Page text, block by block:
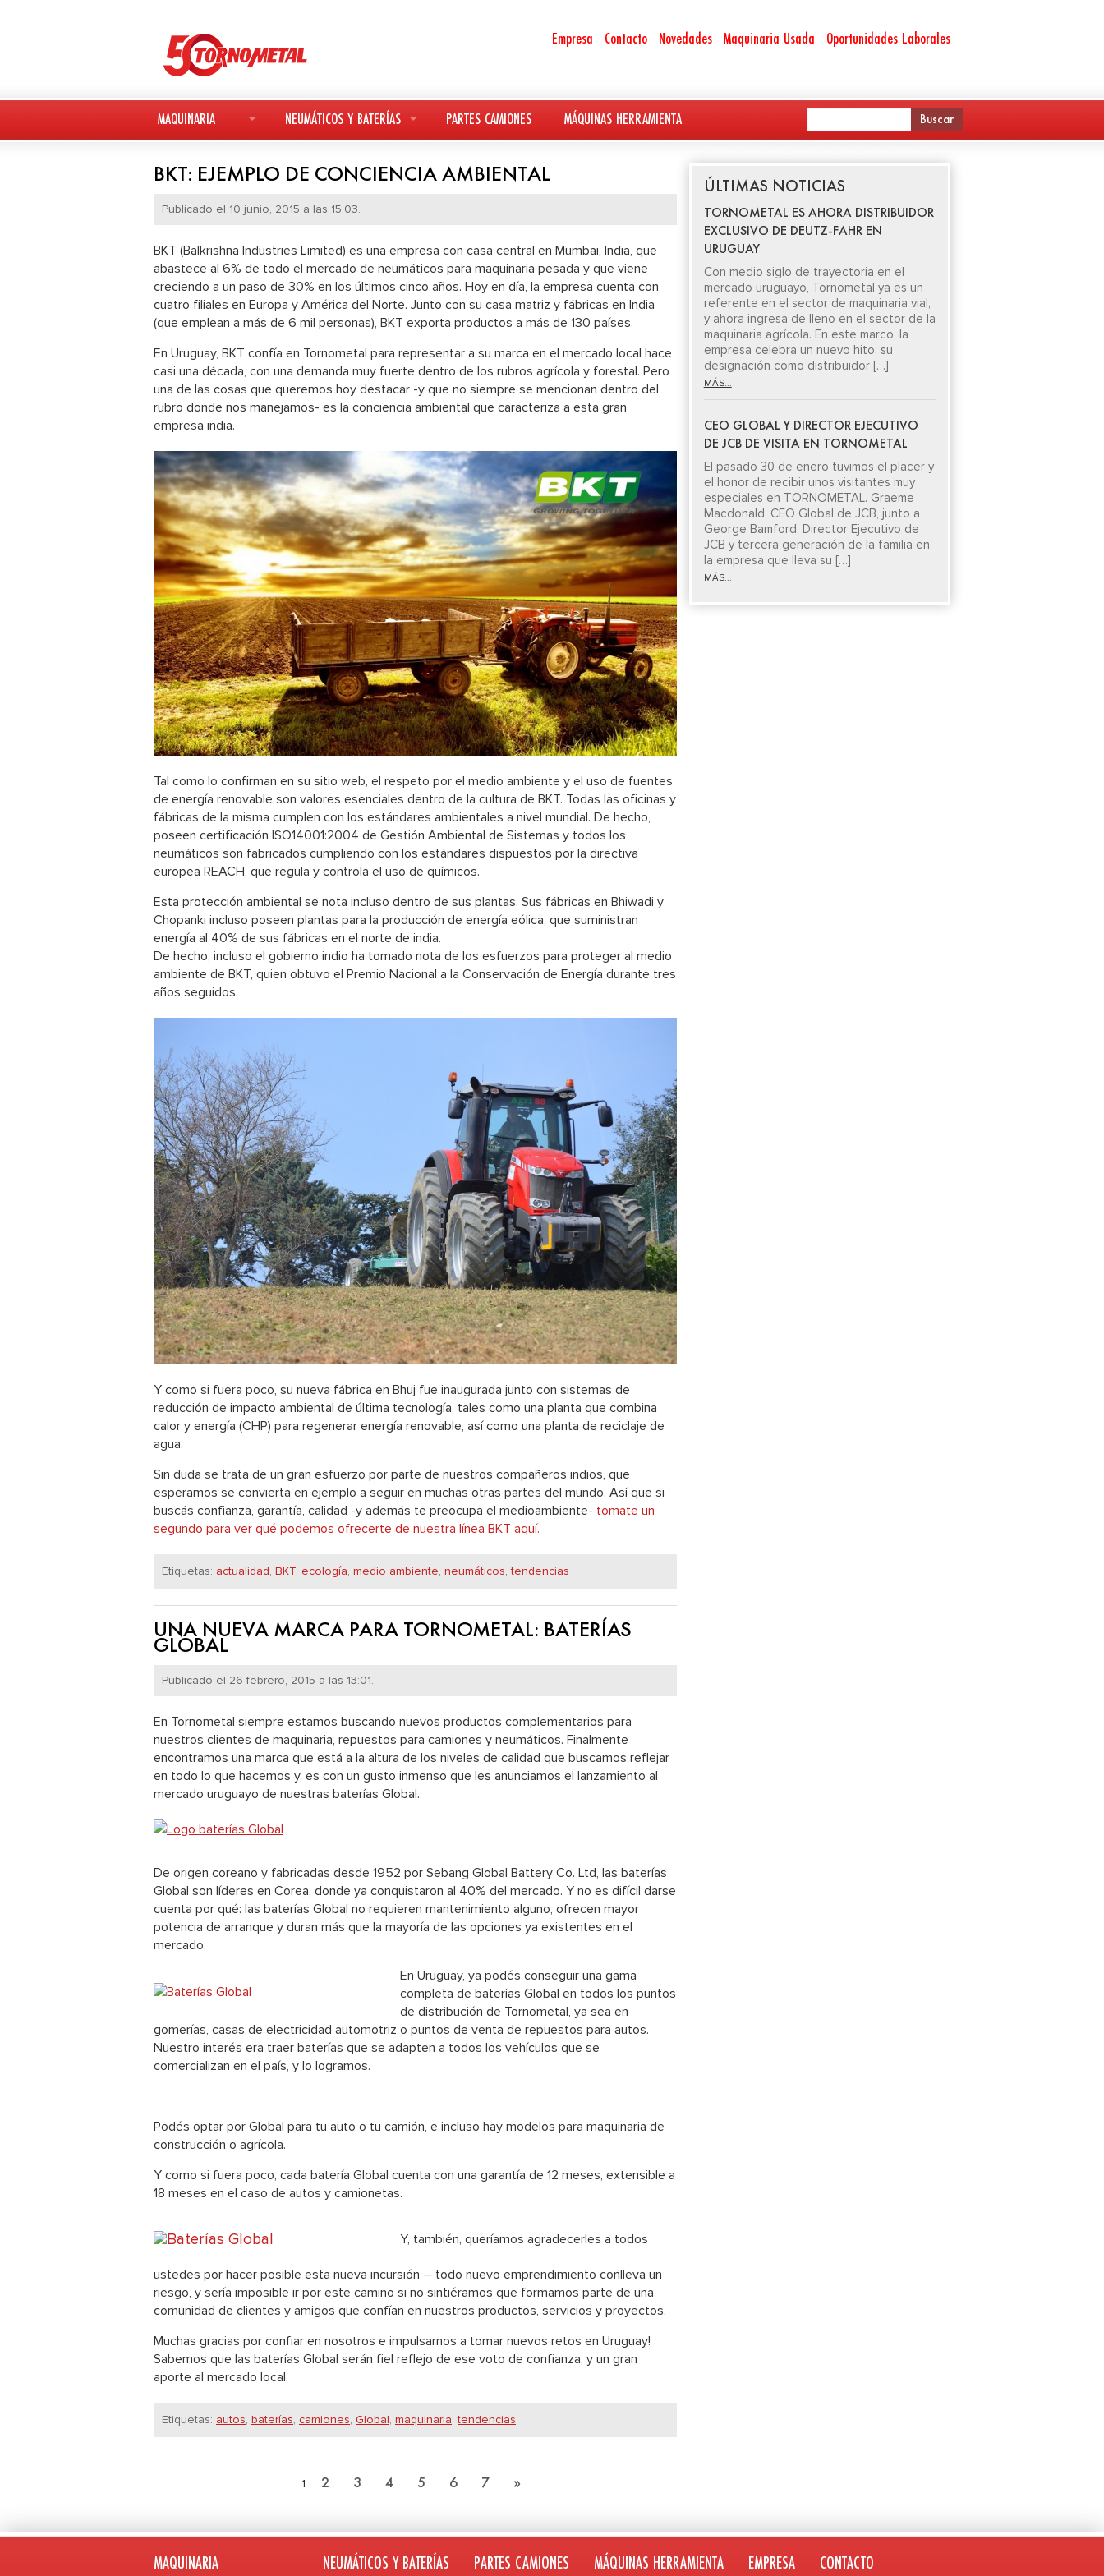
Empresa Contacto Novedades Maquinaria Usada Oportunidades Laborales
MAQUINARIA
AVANT
KESLA
NEUMÁTICOS Y BATERÍAS
PARTES CAMIONES MÁQUINAS HERRAMIENTA
BKT: EJEMPLO DE CONCIENCIA AMBIENTAL
Publicado el 10 junio, 2015 a las 15:03.
BKT (Balkrishna Industries Limited) es una empresa con casa central en Mumbai, India, que
abastece al 6% de todo el mercado de neumáticos para maquinaria pesada y que viene
creciendo a un paso de 30% en los últimos cinco años. Hoy en día, la empresa cuenta con
cuatro filiales en Europa y América del Norte. Junto con su casa matriz y fábricas en India
(que emplean a más de 6 mil personas), BKT exporta productos a más de 130 países.
En Uruguay, BKT confía en Tornometal para representar a su marca en el mercado local hace
casi una década, con una demanda muy fuerte dentro de los rubros agrícola y forestal. Pero
una de las cosas que queremos hoy destacar -y que no siempre se mencionan dentro del
rubro donde nos manejamos- es la conciencia ambiental que caracteriza a esta gran
empresa india.
Tal como lo confirman en su sitio web, el respeto por el medio ambiente y el uso de fuentes
de energía renovable son valores esenciales dentro de la cultura de BKT. Todas las oficinas y
fábricas de la misma cumplen con los estándares ambientales a nivel mundial. De hecho,
poseen certificación ISO14001:2004 de Gestión Ambiental de Sistemas y todos los
neumáticos son fabricados cumpliendo con los estándares dispuestos por la directiva
europea REACH, que regula y controla el uso de químicos.
Esta protección ambiental se nota incluso dentro de sus plantas. Sus fábricas en Bhiwadi y
Chopanki incluso poseen plantas para la producción de energía eólica, que suministran
energía al 40% de sus fábricas en el norte de india.
De hecho, incluso el gobierno indio ha tomado nota de los esfuerzos para proteger al medio
ambiente de BKT, quien obtuvo el Premio Nacional a la Conservación de Energía durante tres
años seguidos.
Y como si fuera poco, su nueva fábrica en Bhuj fue inaugurada junto con sistemas de
reducción de impacto ambiental de última tecnología, tales como una planta que combina
calor y energía (CHP) para regenerar energía renovable, así como una planta de reciclaje de
agua.
Sin duda se trata de un gran esfuerzo por parte de nuestros compañeros indios, que
esperamos se convierta en ejemplo a seguir en muchas otras partes del mundo. Así que si
buscás confianza, garantía, calidad -y además te preocupa el medioambiente- tomate un
segundo para ver qué podemos ofrecerte de nuestra línea BKT aquí.
Etiquetas: actualidad, BKT, ecología, medio ambiente, neumáticos,tendencias
UNA NUEVA MARCA PARA TORNOMETAL: BATERÍAS
GLOBAL
Publicado el 26 febrero, 2015 a las 13:01.
En Tornometal siempre estamos buscando nuevos productos complementarios para
nuestros clientes de maquinaria, repuestos para camiones y neumáticos. Finalmente
encontramos una marca que está a la altura de los niveles de calidad que buscamos reflejar
en todo lo que hacemos y, es con un gusto inmenso que les anunciamos el lanzamiento al
mercado uruguayo de nuestras baterías Global.
De origen coreano y fabricadas desde 1952 por Sebang Global Battery Co. Ltd, las baterías
Global son líderes en Corea, donde ya conquistaron al 40% del mercado. Y no es difícil darse
cuenta por qué: las baterías Global no requieren mantenimiento alguno, ofrecen mayor
potencia de arranque y duran más que la mayoría de las opciones ya existentes en el
mercado.
En Uruguay, ya podés conseguir una gama
completa de baterías Global en todos los puntos
de distribución de Tornometal, ya sea en
gomerías, casas de electricidad automotriz o puntos de venta de repuestos para autos.
Nuestro interés era traer baterías que se adapten a todos los vehículos que se
comercializan en el país, y lo logramos.
Podés optar por Global para tu auto o tu camión, e incluso hay modelos para maquinaria de
construcción o agrícola.
Y como si fuera poco, cada batería Global cuenta con una garantía de 12 meses, extensible a
18 meses en el caso de autos y camionetas.
Y, también, queríamos agradecerles a todos
ustedes por hacer posible esta nueva incursión – todo nuevo emprendimiento conlleva un
riesgo, y sería imposible ir por este camino si no sintiéramos que formamos parte de una
comunidad de clientes y amigos que confían en nuestros productos, servicios y proyectos.
Muchas gracias por confiar en nosotros e impulsarnos a tomar nuevos retos en Uruguay!
Sabemos que las baterías Global serán fiel reflejo de ese voto de confianza, y un gran
aporte al mercado local.
Etiquetas: autos, baterías, camiones, Global, maquinaria,tendencias
1 2 3 4 5 6 7 »
ÚLTIMAS NOTICIAS
TORNOMETAL ES AHORA DISTRIBUIDOR
EXCLUSIVO DE DEUTZ-FAHR EN
URUGUAY
Con medio siglo de trayectoria en el
mercado uruguayo, Tornometal ya es un
referente en el sector de maquinaria vial,
y ahora ingresa de lleno en el sector de la
maquinaria agrícola. En este marco, la
empresa celebra un nuevo hito: su
designación como distribuidor […]
MÁS...
CEO GLOBAL Y DIRECTOR EJECUTIVO
DE JCB DE VISITA EN TORNOMETAL
El pasado 30 de enero tuvimos el placer y
el honor de recibir unos visitantes muy
especiales en TORNOMETAL. Graeme
Macdonald, CEO Global de JCB, junto a
George Bamford, Director Ejecutivo de
JCB y tercera generación de la familia en
la empresa que lleva su […]
MÁS...
MAQUINARIA NEUMÁTICOS Y BATERÍAS PARTES CAMIONES MÁQUINAS HERRAMIENTA EMPRESA CONTACTO